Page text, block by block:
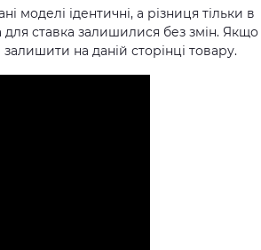
моделі ідентичні, а різниця тільки в
для ставка залишилися без змін. Якщо
на даній сторінці товару.